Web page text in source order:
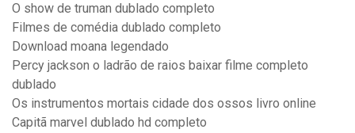
O show de truman dublado completo
Filmes de comédia dublado completo
Download moana legendado
Percy jackson o ladrão de raios baixar filme completo
dublado
Os instrumentos mortais cidade dos ossos livro online
Capitã marvel dublado hd completo